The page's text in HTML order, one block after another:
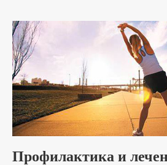
Профилактика и